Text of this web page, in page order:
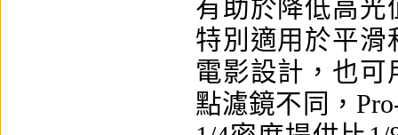
有助於降低高光
特別適用於平滑
電影設計，也可
點濾鏡不同，